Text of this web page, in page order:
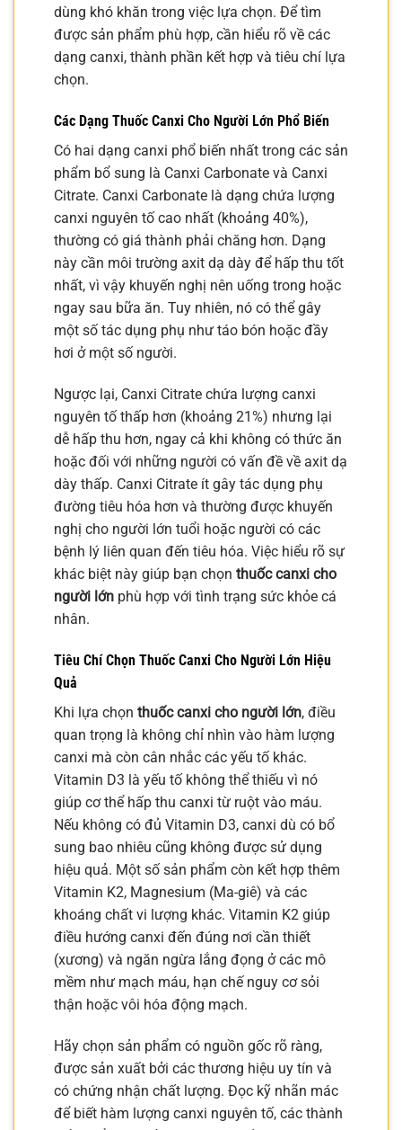
dùng khó khăn trong việc lựa chọn. Để tìm
được sản phẩm phù hợp, cần hiểu rõ về các
dạng canxi, thành phần kết hợp và tiêu chí lựa
chọn.
Các Dạng Thuốc Canxi Cho Người Lớn Phổ Biến
Có hai dạng canxi phổ biến nhất trong các sản
phẩm bổ sung là Canxi Carbonate và Canxi
Citrate. Canxi Carbonate là dạng chứa lượng
canxi nguyên tố cao nhất (khoảng 40%),
thường có giá thành phải chăng hơn. Dạng
này cần môi trường axit dạ dày để hấp thu tốt
nhất, vì vậy khuyến nghị nên uống trong hoặc
ngay sau bữa ăn. Tuy nhiên, nó có thể gây
một số tác dụng phụ như táo bón hoặc đầy
hơi ở một số người.
Ngược lại, Canxi Citrate chứa lượng canxi
nguyên tố thấp hơn (khoảng 21%) nhưng lại
dễ hấp thu hơn, ngay cả khi không có thức ăn
hoặc đối với những người có vấn đề về axit dạ
dày thấp. Canxi Citrate ít gây tác dụng phụ
đường tiêu hóa hơn và thường được khuyến
nghị cho người lớn tuổi hoặc người có các
bệnh lý liên quan đến tiêu hóa. Việc hiểu rõ sự
khác biệt này giúp bạn chọn thuốc canxi cho
người lớn phù hợp với tình trạng sức khỏe cá
nhân.
Tiêu Chí Chọn Thuốc Canxi Cho Người Lớn Hiệu
Quả
Khi lựa chọn thuốc canxi cho người lớn, điều
quan trọng là không chỉ nhìn vào hàm lượng
canxi mà còn cân nhắc các yếu tố khác.
Vitamin D3 là yếu tố không thể thiếu vì nó
giúp cơ thể hấp thu canxi từ ruột vào máu.
Nếu không có đủ Vitamin D3, canxi dù có bổ
sung bao nhiêu cũng không được sử dụng
hiệu quả. Một số sản phẩm còn kết hợp thêm
Vitamin K2, Magnesium (Ma-giê) và các
khoáng chất vi lượng khác. Vitamin K2 giúp
điều hướng canxi đến đúng nơi cần thiết
(xương) và ngăn ngừa lắng đọng ở các mô
mềm như mạch máu, hạn chế nguy cơ sỏi
thận hoặc vôi hóa động mạch.
Hãy chọn sản phẩm có nguồn gốc rõ ràng,
được sản xuất bởi các thương hiệu uy tín và
có chứng nhận chất lượng. Đọc kỹ nhãn mác
để biết hàm lượng canxi nguyên tố, các thành